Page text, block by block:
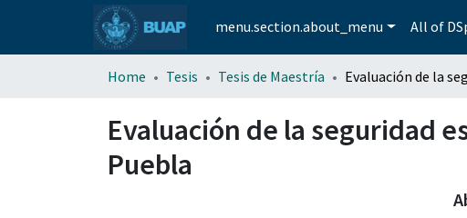
menu.section.about_menu All of
Home Tesis Tesis de Maestría
Evaluación de la seguridad
Puebla